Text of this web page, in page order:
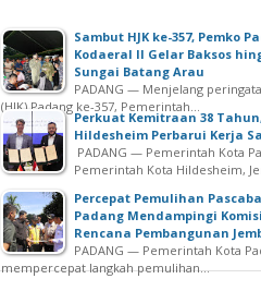
Sambut HJK ke-357, Pemko
Kodaeral II Gelar Baksos
Sungai Batang Arau
PADANG — Menjelang
(HJK) Padang ke-357, Pemerintah...
Perkuat Kemitraan 38
Hildesheim Perbarui Kerja
PADANG — Pemerintah Kota
Pemerintah Kota Hildesheim,
Percepat Pemulihan
Padang Mendampingi
Rencana Pembangunan
PADANG — Pemerintah Kota
mempercepat langkah pemulihan...